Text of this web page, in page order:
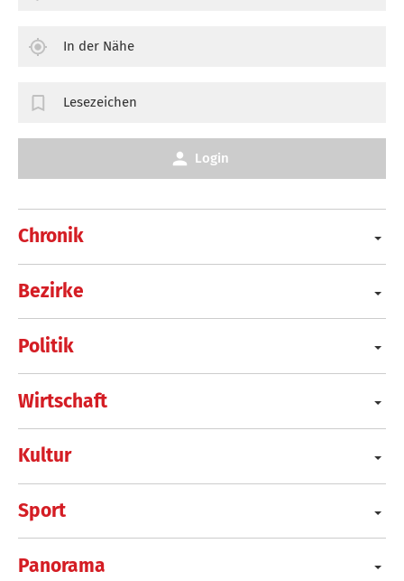
Chronik
Bezirke
Politik
Wirtschaft
Kultur
Sport
Panorama
In der Nähe
Lesezeichen
Login